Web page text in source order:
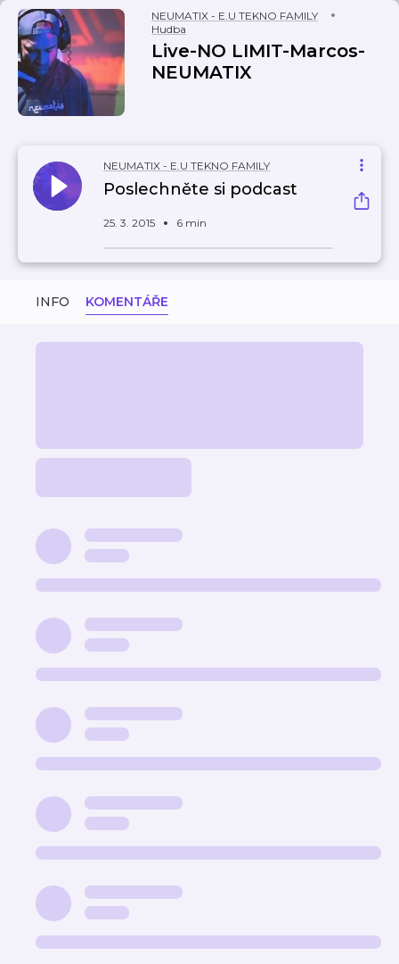
NEUMATIX - E.U TEKNO FAMILY
Hudba
Live-NO LIMIT-Marcos-
NEUMATIX
NEUMATIX - E.U TEKNO FAMILY
Poslechněte si podcast
25. 3. 2015 6 min
INFO KOMENTÁŘE